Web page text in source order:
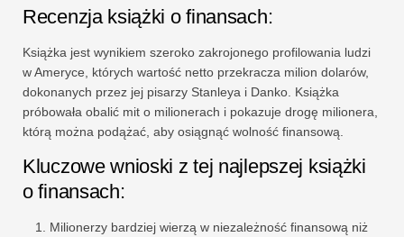
Recenzja książki o finansach:
Książka jest wynikiem szeroko zakrojonego profilowania ludzi
w Ameryce, których wartość netto przekracza milion dolarów,
dokonanych przez jej pisarzy Stanleya i Danko. Książka
próbowała obalić mit o milionerach i pokazuje drogę milionera,
którą można podążać, aby osiągnąć wolność finansową.
Kluczowe wnioski z tej najlepszej książki
o finansach:
Milionerzy bardziej wierzą w niezależność finansową niż